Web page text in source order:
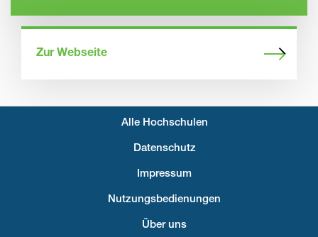
Zur Webseite
Fußzeilenmenü
Alle Hochschulen
Datenschutz
Impressum
Nutzungsbedienungen
Über uns